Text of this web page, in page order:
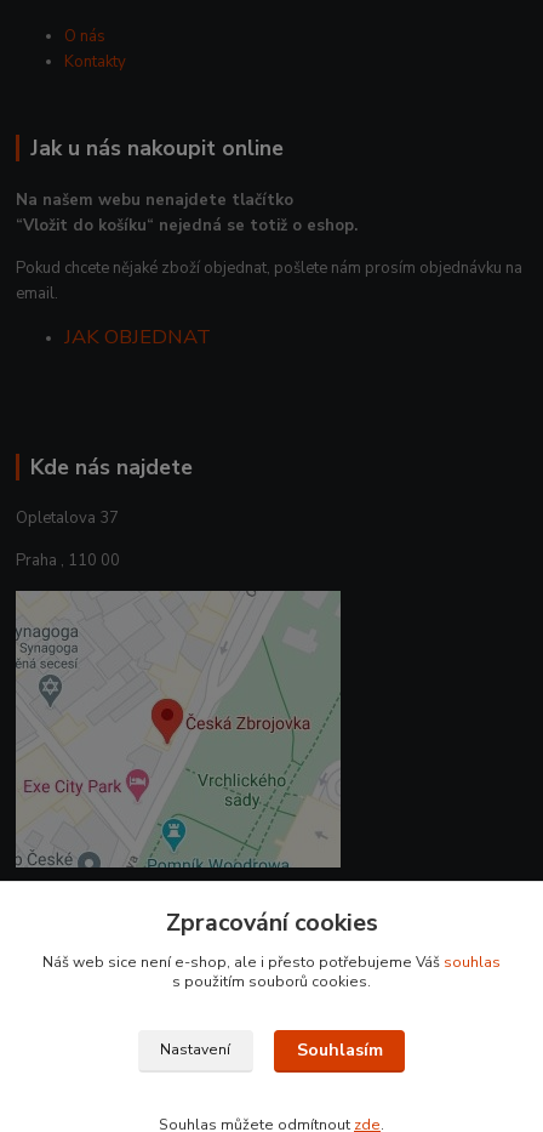
O nás
Kontakty
Jak u nás nakoupit online
Na našem webu nenajdete tlačítko
“Vložit do košíku“ nejedná se totiž o eshop.
Pokud chcete nějaké zboží objednat, pošlete nám prosím objednávku na
email.
JAK OBJEDNAT
Kde nás najdete
Opletalova 37
Praha , 110 00
+420 225 375 800
Zpracování cookies
Náš web sice není e-shop, ale i přesto potřebujeme Váš souhlas
s použitím souborů cookies.
Nastavení Souhlasím
Souhlas můžete odmítnout zde.